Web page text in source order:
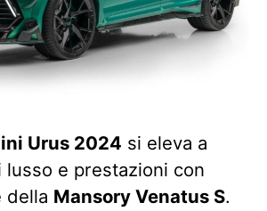
Urus 2024 si eleva a
lusso e prestazioni con
della Mansory Venatus S.